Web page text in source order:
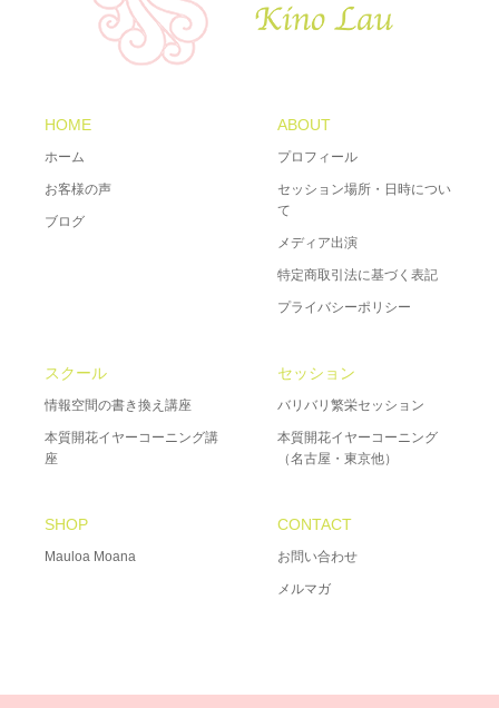
HOME
ホーム
お客様の声
ブログ
ABOUT
プロフィール
セッション場所・日時につい
て
メディア出演
特定商取引法に基づく表記
プライバシーポリシー
スクール
情報空間の書き換え講座
本質開花イヤーコーニング講
座
セッション
バリバリ繁栄セッション
本質開花イヤーコーニング
（名古屋・東京他）
SHOP
Mauloa Moana
CONTACT
お問い合わせ
メルマガ